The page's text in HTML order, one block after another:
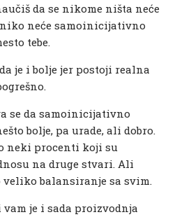
da se nikome ništa neće
neće samoinicijativno
tebe.
je i bolje jer postoji realna
se da samoinicijativno
bolje, pa urade, ali dobro.
neki procenti koji su
na druge stvari. Ali
balansiranje sa svim.
vam je i sada proizvodnja